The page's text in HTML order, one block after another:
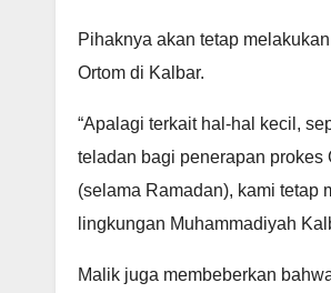
Pihaknya akan tetap
Ortom di Kalbar.
“Apalagi terkait hal-hal kecil,
teladan bagi penerapan
(selama Ramadan), kami tetap
lingkungan Muhammadiyah
Malik juga membeberkan